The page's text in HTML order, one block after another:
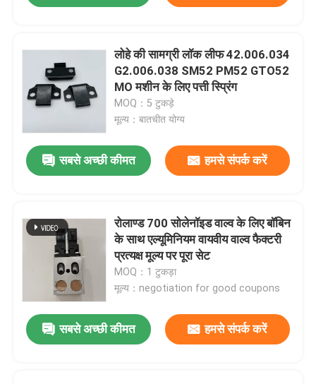
लोहे की सामग्री लॉक लीफ 42.006.034
G2.006.038 SM52 PM52 GTO52
MO मशीन के लिए पत्ती स्प्रिंग
MOQ：5 टुकड़े
मूल्य：बातचीत योग्य
सबसे अच्छी कीमत हमसे संपर्क करें
रोलाण्ड 700 सोलेनॉइड वाल्व के लिए बॉबिन
के साथ एल्यूमिनियम वायवीय वाल्व फैक्टरी
प्रत्यक्ष मूल्य पर पूरा सेट
MOQ：1 टुकड़ा
मूल्य：negotiation for good coupons
सबसे अच्छी कीमत हमसे संपर्क करें